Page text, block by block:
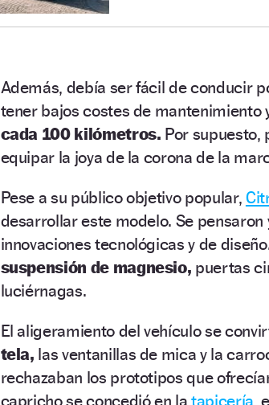
Además, debía ser fácil de conducir
tener bajos costes de
cada 100 kilómetros. Por supuesto,
equipar la joya de la corona de la
Pese a su público objetivo popular,
desarrollar este modelo. Se
innovaciones tecnológicas y de
suspensión de magnesio, puertas
luciérnagas.
El aligeramiento del vehículo se
tela, las ventanillas de mica y la
rechazaban los prototipos que
capricho se concedió en latapicería,